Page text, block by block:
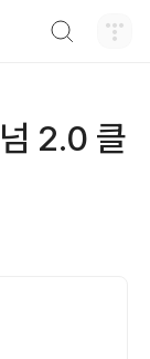
2.0 클